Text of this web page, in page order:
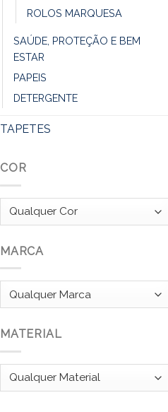
ROLOS MARQUESA
SAÚDE, PROTEÇÃO E BEM
ESTAR
PAPEIS
DETERGENTE
TAPETES
COR
MARCA
MATERIAL